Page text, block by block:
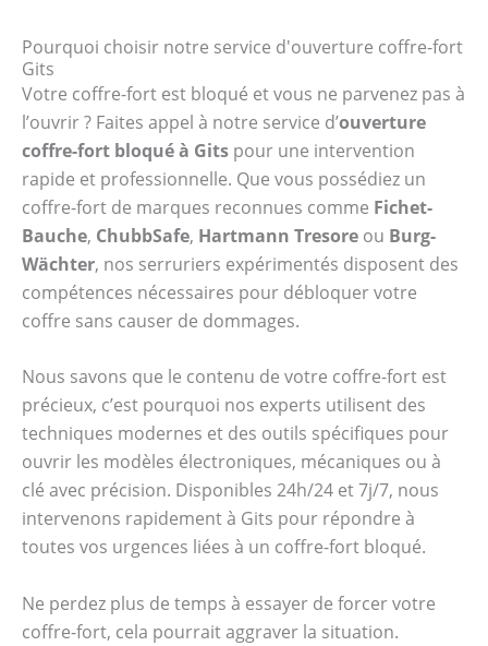
Pourquoi choisir notre service d'ouverture coffre-fort
Gits
Votre coffre-fort est bloqué et vous ne parvenez pas à
l’ouvrir ? Faites appel à notre service d’ouverture
coffre-fort bloqué à Gits pour une intervention
rapide et professionnelle. Que vous possédiez un
coffre-fort de marques reconnues comme Fichet-
Bauche, ChubbSafe, Hartmann Tresore ou Burg-
Wächter, nos serruriers expérimentés disposent des
compétences nécessaires pour débloquer votre
coffre sans causer de dommages.
Nous savons que le contenu de votre coffre-fort est
précieux, c’est pourquoi nos experts utilisent des
techniques modernes et des outils spécifiques pour
ouvrir les modèles électroniques, mécaniques ou à
clé avec précision. Disponibles 24h/24 et 7j/7, nous
intervenons rapidement à Gits pour répondre à
toutes vos urgences liées à un coffre-fort bloqué.
Ne perdez plus de temps à essayer de forcer votre
coffre-fort, cela pourrait aggraver la situation.